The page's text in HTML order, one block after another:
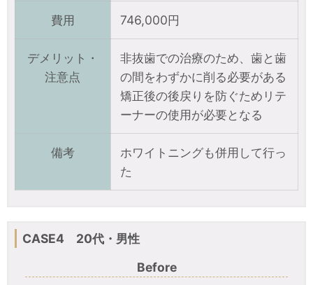
費用 746,000円
デメリット・
注意点
非抜歯での治療のため、歯と歯
の間をわずかに削る必要がある
矯正後の後戻りを防ぐためリテ
ーナーの使用が必要となる
備考
ホワイトニングも併用して行っ
た
CASE4 20代・男性
Before